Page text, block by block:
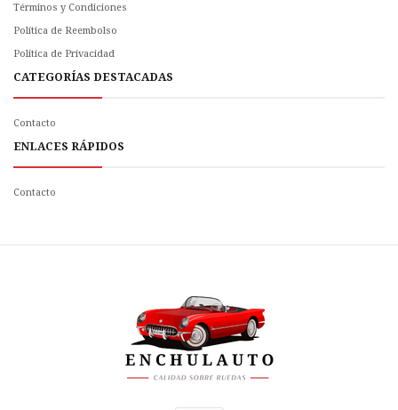
Términos y Condiciones
Política de Reembolso
Politica de Privacidad
CATEGORÍAS DESTACADAS
Contacto
ENLACES RÁPIDOS
Contacto